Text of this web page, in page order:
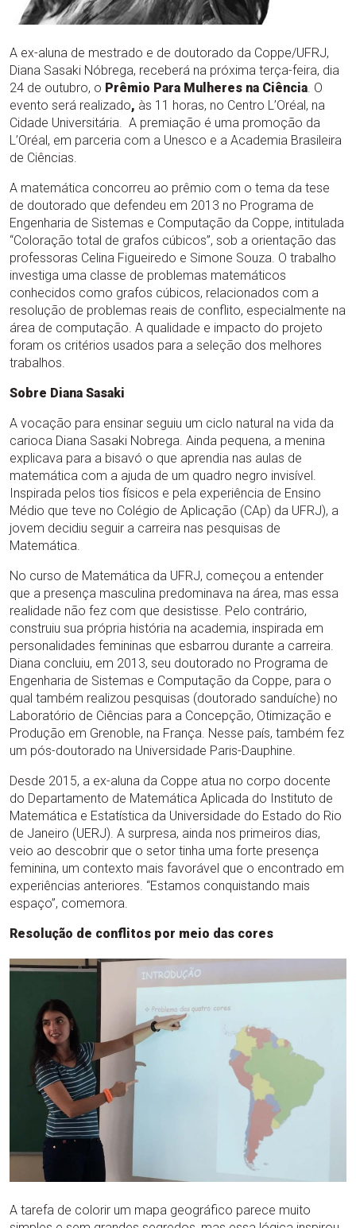
A ex-aluna de mestrado e de doutorado da Coppe/UFRJ,
Diana Sasaki Nóbrega, receberá na próxima terça-feira, dia
24 de outubro, o Prêmio Para Mulheres na Ciência. O
evento será realizado, às 11 horas, no Centro L’Oréal, na
Cidade Universitária. A premiação é uma promoção da
L’Oréal, em parceria com a Unesco e a Academia Brasileira
de Ciências.
A matemática concorreu ao prêmio com o tema da tese
de doutorado que defendeu em 2013 no Programa de
Engenharia de Sistemas e Computação da Coppe, intitulada
“Coloração total de grafos cúbicos”, sob a orientação das
professoras Celina Figueiredo e Simone Souza. O trabalho
investiga uma classe de problemas matemáticos
conhecidos como grafos cúbicos, relacionados com a
resolução de problemas reais de conflito, especialmente na
área de computação. A qualidade e impacto do projeto
foram os critérios usados para a seleção dos melhores
trabalhos.
Sobre Diana Sasaki
A vocação para ensinar seguiu um ciclo natural na vida da
carioca Diana Sasaki Nobrega. Ainda pequena, a menina
explicava para a bisavó o que aprendia nas aulas de
matemática com a ajuda de um quadro negro invisível.
Inspirada pelos tios físicos e pela experiência de Ensino
Médio que teve no Colégio de Aplicação (CAp) da UFRJ), a
jovem decidiu seguir a carreira nas pesquisas de
Matemática.
No curso de Matemática da UFRJ, começou a entender
que a presença masculina predominava na área, mas essa
realidade não fez com que desistisse. Pelo contrário,
construiu sua própria história na academia, inspirada em
personalidades femininas que esbarrou durante a carreira.
Diana concluiu, em 2013, seu doutorado no Programa de
Engenharia de Sistemas e Computação da Coppe, para o
qual também realizou pesquisas (doutorado sanduíche) no
Laboratório de Ciências para a Concepção, Otimização e
Produção em Grenoble, na França. Nesse país, também fez
um pós-doutorado na Universidade Paris-Dauphine.
Desde 2015, a ex-aluna da Coppe atua no corpo docente
do Departamento de Matemática Aplicada do Instituto de
Matemática e Estatística da Universidade do Estado do Rio
de Janeiro (UERJ). A surpresa, ainda nos primeiros dias,
veio ao descobrir que o setor tinha uma forte presença
feminina, um contexto mais favorável que o encontrado em
experiências anteriores. “Estamos conquistando mais
espaço”, comemora.
Resolução de conflitos por meio das cores
A tarefa de colorir um mapa geográfico parece muito